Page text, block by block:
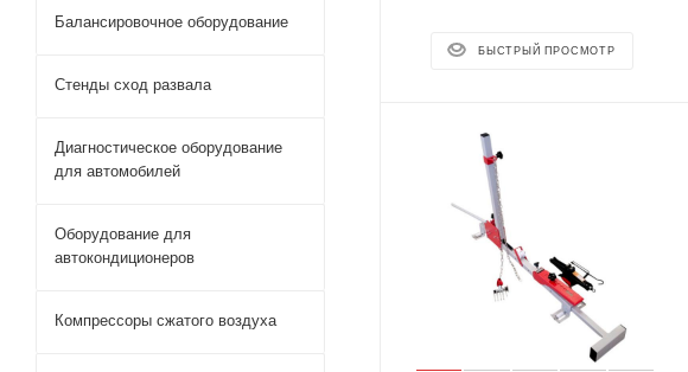
БЫСТРЫЙ ПРОСМОТР
Балансировочное оборудование
Стенды сход развала
Диагностическое оборудование
для автомобилей
Оборудование для
автокондиционеров
Компрессоры сжатого воздуха